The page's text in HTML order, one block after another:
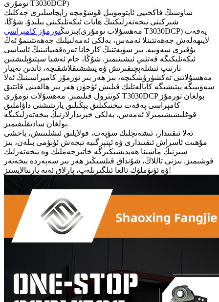
نومۇرى T3030DCP)
شاۋشىڭ فاڭجىيې ئاپتوموبىل قوشۇمچە زاپچاسلىرى چەكلىك
شىركىتى بىخەتەرلىكنىڭ ھايات ئىكەنلىكىنى بىلىدۇ. شۇڭا،
بىزنىڭتورمۇز كامېراسى
(مەھسۇلات نومۇرى T3030DCP) پەقەت
لايىھەلەش جەھەتتىنلا ئەمەس، بەلكى ئەمەلىيلىك جەھەتتىنمۇ ئەڭ
يۇقىرى سەۋىيە. بىز سۈپەتنىڭ كارخانا تەرەققىياتىنىڭ ئاساسى
ئىكەنلىكىگە قەتئىي ئىشىنىمىز. شۇڭا، خام ئەشيا سېتىۋېلىشتىن
تارتىپ ئىشلەپچىقىرىش ۋە پىششىقلاشقىچە، ئاندىن تەييار
مەھسۇلاتنى تەكشۈرۈشكىچە، بىز ھەر بىر تورمۇز كامېراسىنىڭ ئەلا
سەۋىيىگە يېتىشىگە كاپالەتلىك قىلىش ئۈچۈن ھەر بىر ھالقىنى قاتتىق
كونترول قىلىمىز. مەھسۇلات نومۇرى T3030DCP بولغان تورمۇز
كامېراسى پەقەت تېخنىكىلىق يېڭىلىق يارىتىشنى داۋاملىق
قوغلىشىشىمىزلا ئەمەس، بەلكى خېرىدارلارنىڭ بىخەتەرلىكىگە
بولغان سادىقلىقىمىز.
ئەلا ئىقتىدار، ئىشەنچلىك سۈپەت، قولايلىق ئىشلىتىش، ياخشى
مۇھىت ئاسراش ئىقتىدارى ۋە ئېنېرگىيە تېجەش ئۈنۈمى بىلەن، بىز
سىزنىڭ ماشىنا ھەيدىشىڭىزگە خاتىرجەملىك ۋە بىخەتەرلىك
قوشىمىز. بىزنى تاللاڭ، شۇنداق قىلسىڭىز ھەر بىر سەپەردە بىخەتەر
ۋە ئۈنۈملۈك ئالغا ئىلگىرىلەپ، پارلاق ئەتە يارىتالايسىز!